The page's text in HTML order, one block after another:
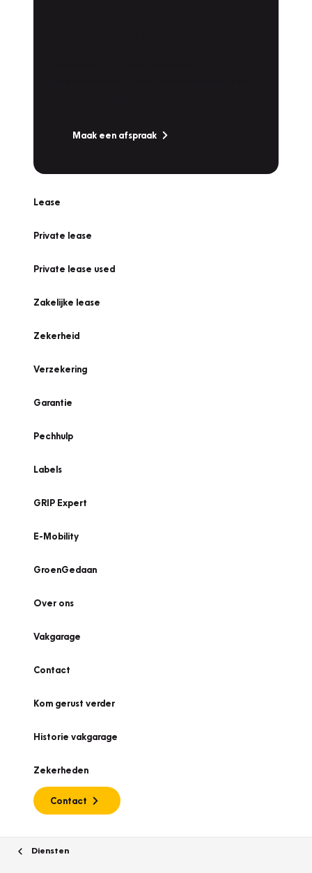
Maak een afspraak
Lease
Private lease
Private lease used
Zakelijke lease
Zekerheid
Verzekering
Garantie
Pechhulp
Labels
GRIP Expert
E-Mobility
GroenGedaan
Over ons
Vakgarage
Contact
Kom gerust verder
Historie vakgarage
Zekerheden
Contact
Diensten